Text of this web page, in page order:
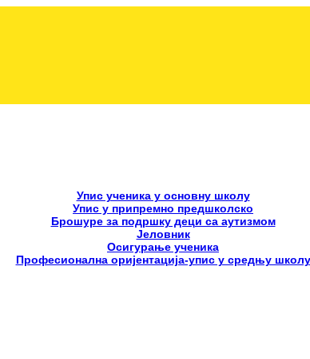
Упис ученика у основну школу
Упис у припремно предшколско
Брошуре за подршку деци са аутизмом
Јеловник
Осигурање ученика
Професионална оријентација-упис у средњу школу